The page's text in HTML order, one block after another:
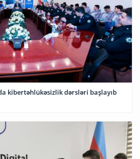
kibertəhlükəsizlik dərsləri başlayıb